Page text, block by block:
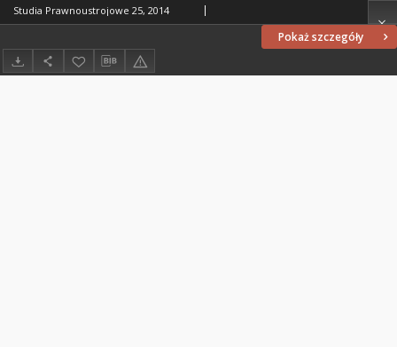
Pokaż szczegóły
Studia Prawnoustrojowe 25, 2014